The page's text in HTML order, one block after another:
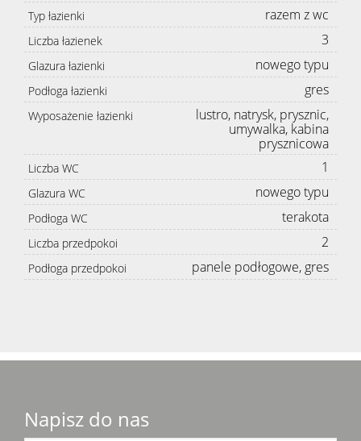
Typ łazienki razem z wc
Liczba łazienek 3
Glazura łazienki nowego typu
Podłoga łazienki gres
Wyposażenie łazienki
lustro, natrysk, prysznic,
umywalka, kabina
prysznicowa
Liczba WC 1
Glazura WC nowego typu
Podłoga WC terakota
Liczba przedpokoi 2
Podłoga przedpokoi panele podłogowe, gres
Napisz do nas